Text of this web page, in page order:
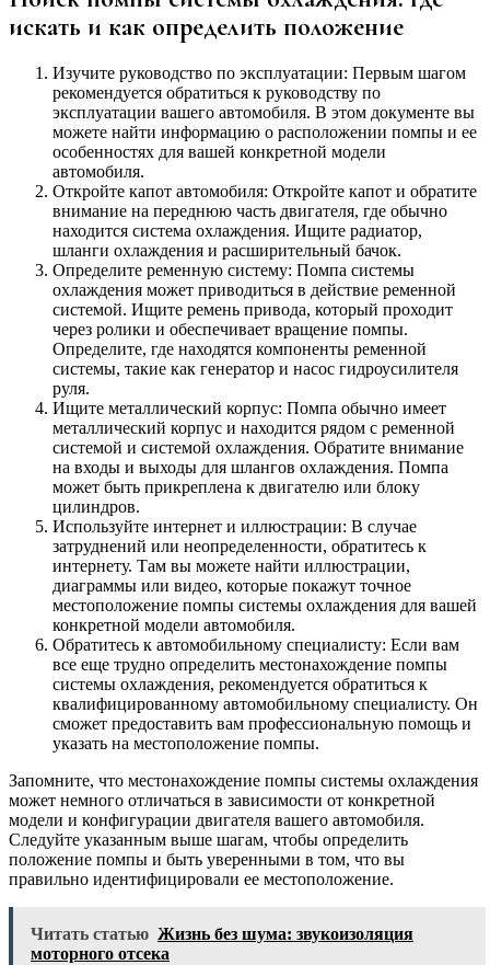
искать и как определить положение
Изучите руководство по эксплуатации: Первым шагом
рекомендуется обратиться к руководству по
эксплуатации вашего автомобиля. В этом документе вы
можете найти информацию о расположении помпы и ее
особенностях для вашей конкретной модели
автомобиля.
Откройте капот автомобиля: Откройте капот и обратите
внимание на переднюю часть двигателя, где обычно
находится система охлаждения. Ищите радиатор,
шланги охлаждения и расширительный бачок.
Определите ременную систему: Помпа системы
охлаждения может приводиться в действие ременной
системой. Ищите ремень привода, который проходит
через ролики и обеспечивает вращение помпы.
Определите, где находятся компоненты ременной
системы, такие как генератор и насос гидроусилителя
руля.
Ищите металлический корпус: Помпа обычно имеет
металлический корпус и находится рядом с ременной
системой и системой охлаждения. Обратите внимание
на входы и выходы для шлангов охлаждения. Помпа
может быть прикреплена к двигателю или блоку
цилиндров.
Используйте интернет и иллюстрации: В случае
затруднений или неопределенности, обратитесь к
интернету. Там вы можете найти иллюстрации,
диаграммы или видео, которые покажут точное
местоположение помпы системы охлаждения для вашей
конкретной модели автомобиля.
Обратитесь к автомобильному специалисту: Если вам
все еще трудно определить местонахождение помпы
системы охлаждения, рекомендуется обратиться к
квалифицированному автомобильному специалисту. Он
сможет предоставить вам профессиональную помощь и
указать на местоположение помпы.
Запомните, что местонахождение помпы системы охлаждения
может немного отличаться в зависимости от конкретной
модели и конфигурации двигателя вашего автомобиля.
Следуйте указанным выше шагам, чтобы определить
положение помпы и быть уверенными в том, что вы
правильно идентифицировали ее местоположение.
Читать статью Жизнь без шума: звукоизоляция
моторного отсека